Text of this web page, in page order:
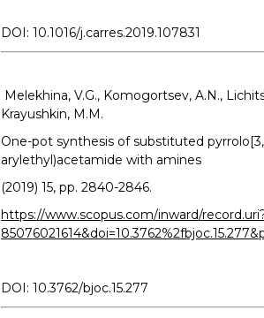
DOI: 10.1016/j.carres.2019.107831
Melekhina, V.G., Komogortsev, A.N.,
Krayushkin, M.M.
One-pot synthesis of substituted
arylethyl)acetamide with amines
(2019) 15, pp. 2840-2846.
https://www.scopus.com/inward/
DOI: 10.3762/bjoc.15.277